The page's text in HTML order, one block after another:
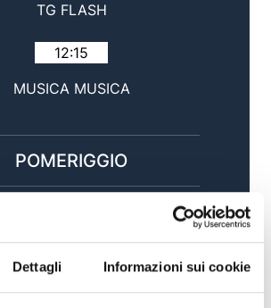
Dettagli Informazioni sui cookie
TG FLASH
12:15
MUSICA MUSICA
POMERIGGIO
TG GIORNO / SPORT
15:00